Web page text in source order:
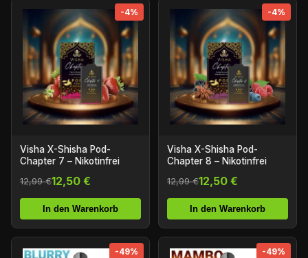
-4%
Visha X-Shisha Pod-
Chapter 7 – Nikotinfrei
12,99 €12,50 €
In den Warenkorb
-4%
Visha X-Shisha Pod-
Chapter 8 – Nikotinfrei
12,99 €12,50 €
In den Warenkorb
-49% -49%